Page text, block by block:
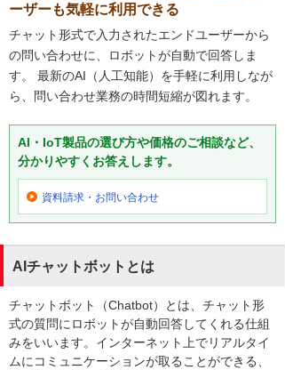
ーザーも気軽に利用できる
チャット形式で入力されたエンドユーザーから
の問い合わせに、ロボットが自動で回答しま
す。 最新のAI（人工知能）を手軽に利用しなが
ら、問い合わせ業務の時間短縮が図れます。
AI・IoT製品の選び方や価格のご相談など、
分かりやすくお答えします。
資料請求・お問い合わせ
AIチャットボットとは
チャットボット（Chatbot）とは、チャット形
式の質問にロボットが自動回答してくれる仕組
みをいいます。インターネット上でリアルタイ
ムにコミュニケーションが取ることができる、